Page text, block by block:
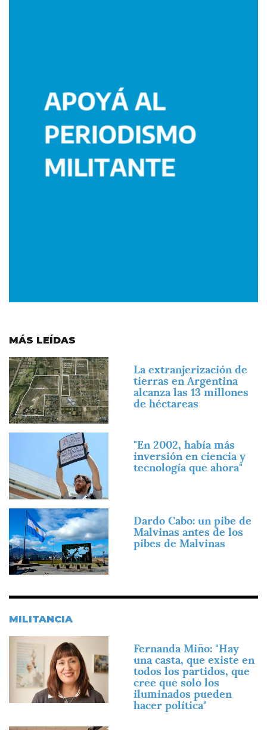
MÁS LEÍDAS
Imagen
La extranjerización de
tierras en Argentina
alcanza las 13 millones
de héctareas
"En 2002, había más
inversión en ciencia y
tecnología que ahora"
Imagen
Dardo Cabo: un pibe de
Malvinas antes de los
pibes de Malvinas
MILITANCIA
Imagen
Fernanda Miño: "Hay
una casta, que existe en
todos los partidos, que
cree que solo los
iluminados pueden
hacer política"